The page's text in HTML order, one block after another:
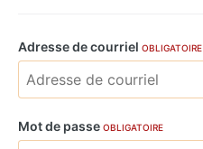
Adresse de courriel OBLIGATOIRE
Mot de passe OBLIGATOIRE